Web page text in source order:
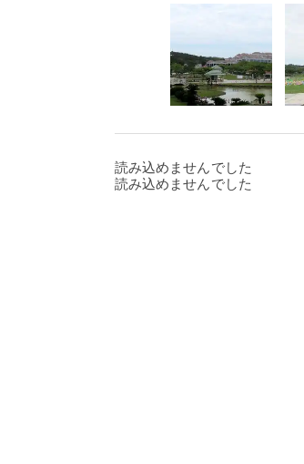
読み込めませんでした
読み込めませんでした